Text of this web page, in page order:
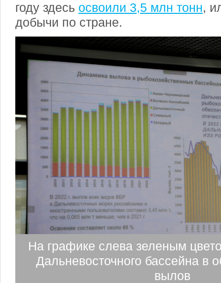
году здесь освоили 3,5 млн тонн,
добычи по стране.
На графике слева зеленым
Дальневосточного бассейна в
вылов